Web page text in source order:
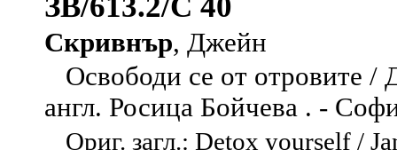
Скривнър, Джейн
Освободи се от отровите
англ. Росица Бойчева . -
Ориг. загл.: Detox yourself /